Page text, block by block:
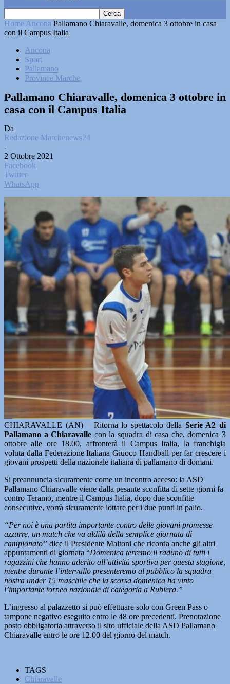
Home Ancona Pallamano Chiaravalle, domenica 3 ottobre in casa
con il Campus Italia
Ancona
Sport
Pallamano
Province Marche
Pallamano Chiaravalle, domenica 3 ottobre in
casa con il Campus Italia
Da
Redazione Marchenews24
-
2 Ottobre 2021
Facebook
Twitter
WhatsApp
CHIARAVALLE (AN) – Ritorna lo spettacolo della Serie A2 di
Pallamano a Chiaravalle con la squadra di casa che, domenica 3
ottobre alle ore 18.00, affronterà il Campus Italia, la franchigia
voluta dalla Federazione Italiana Giuoco Handball per far crescere i
giovani prospetti della nazionale italiana di pallamano di domani.
Si preannuncia sicuramente come un incontro acceso: la ASD
Pallamano Chiaravalle viene dalla pesante sconfitta di sette giorni fa
contro Teramo, mentre il Campus Italia, dopo due sconfitte
consecutive, vorrà sicuramente lottare per i due punti in palio.
“Per noi è una partita importante contro delle giovani promesse
azzurre, un match che va aldilà della semplice giornata di
campionato” dice il Presidente Maltoni che ricorda anche gli altri
appuntamenti di giornata “Domenica terremo il raduno di tutti i
ragazzini che hanno aderito all’attività sportiva per questa stagione,
mentre durante l’intervallo presenteremo al pubblico la squadra
nostra under 15 maschile che la scorsa domenica ha vinto
l’importante torneo nazionale di categoria a Rubiera.”
L’ingresso al palazzetto si può effettuare solo con Green Pass o
tampone negativo eseguito entro le 48 ore precedenti. Prenotazione
posto obbligatoria attraverso il sito ufficiale della ASD Pallamano
Chiaravalle entro le ore 12.00 del giorno del match.
TAGS
Chiaravalle